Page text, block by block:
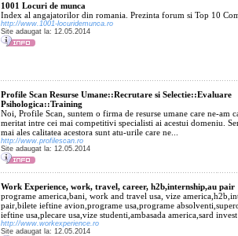
1001 Locuri de munca
Index al angajatorilor din romania. Prezinta forum si Top 10
http://www.1001-locuridemunca.ro
Site adaugat la: 12.05.2014
Profile Scan Resurse Umane::Recrutare si Selectie::Evaluare
Psihologica::Training
Noi, Profile Scan, suntem o firma de resurse umane care ne-am
meritat intre cei mai competitivi specialisti ai acestui domeniu.
mai ales calitatea acestora sunt atu-urile care ne...
http://www.profilescan.ro
Site adaugat la: 12.05.2014
Work Experience, work, travel, career, h2b,internship,au pair
programe america,bani, work and travel usa, vize
pair,bilete ieftine avion,programe usa,programe
ieftine usa,plecare usa,vize studenti,ambasada america,sard
http://www.workexperience.ro
Site adaugat la: 12.05.2014